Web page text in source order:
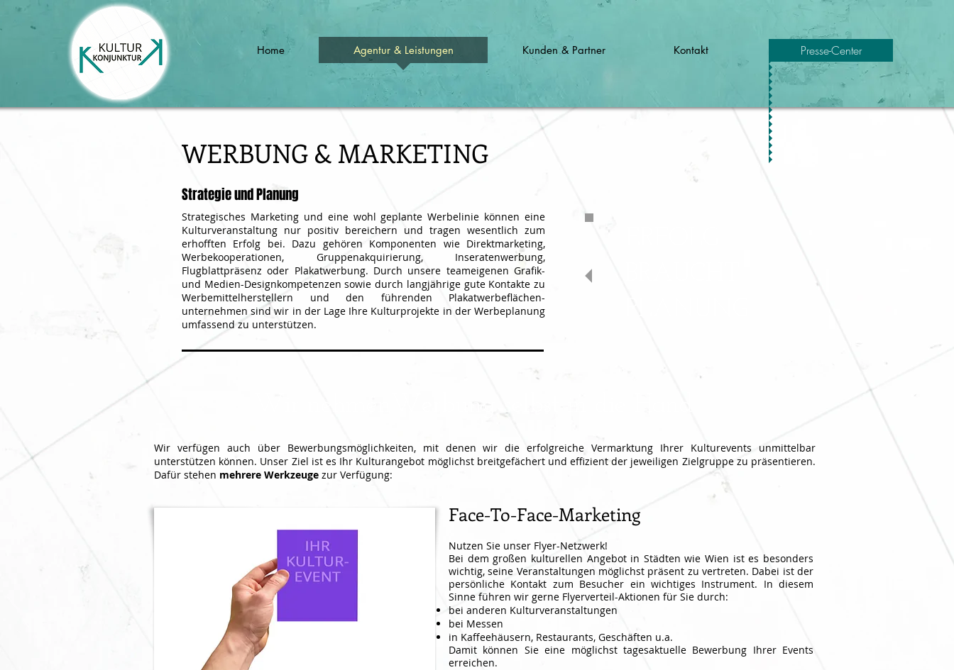
Home Agentur & Leistungen Kunden & Partner Kontakt Presse-Center
WERBUNG & MARKETING
Strategie und Planung
Strategisches Marketing und eine wohl geplante Werbelinie können eine
Kulturveranstaltung nur positiv bereichern und tragen wesentlich zum
erhofften Erfolg bei. Dazu gehören Komponenten wie Direktmarketing,
Werbekooperationen, Gruppenakquirierung, Inseratenwerbung,
Flugblattpräsenz oder Plakatwerbung. Durch unsere teameigenen Grafik-
und Medien-Designkompetenzen sowie durch langjährige gute Kontakte zu
Werbemittelherstellern und den führenden Plakatwerbeflächen-
unternehmen sind wir in der Lage Ihre Kulturprojekte in der Werbeplanung
umfassend zu unterstützen.
Wir nehmenWerbung selbst in die Hand
Wir verfügen auch über Bewerbungsmöglichkeiten, mit denen wir die erfolgreiche Vermarktung Ihrer Kulturevents unmittelbar
unterstützen können. Unser Ziel ist es Ihr Kulturangebot möglichst breitgefächert und effizient der jeweiligen Zielgruppe zu präsentieren.
Dafür stehen mehrere Werkzeuge zur Verfügung:
Face-To-Face-Marketing
Nutzen Sie unser Flyer-Netzwerk!
Bei dem großen kulturellen Angebot in Städten wie Wien ist es besonders
wichtig, seine Veranstaltungen möglichst präsent zu vertreten. Dabei ist der
persönliche Kontakt zum Besucher ein wichtiges Instrument. In diesem
Sinne führen wir gerne Flyerverteil-Aktionen für Sie durch:
bei anderen Kulturveranstaltungen
bei Messen
in Kaffeehäusern, Restaurants, Geschäften u.a.
Damit können Sie eine möglichst tagesaktuelle Bewerbung Ihrer Events
erreichen.